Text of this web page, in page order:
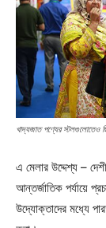
খাদ্যজাত পণ্যের স্টলগুলোতেও
এ মেলার উদ্দেশ্য –
আন্তর্জাতিক পর্যায়ে
উদ্যোক্তাদের মধ্যে